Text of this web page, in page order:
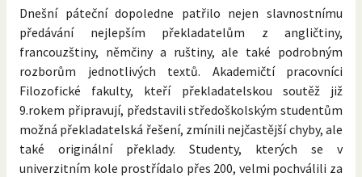
Dnešní páteční dopoledne patřilo nejen slavnostnímu
předávání nejlepším překladatelům z angličtiny,
francouzštiny, němčiny a ruštiny, ale také podrobným
rozborům jednotlivých textů. Akademičtí pracovníci
Filozofické fakulty, kteří překladatelskou soutěž již
9.rokem připravují, představili středoškolským studentům
možná překladatelská řešení, zmínili nejčastější chyby, ale
také originální překlady. Studenty, kterých se v
univerzitním kole prostřídalo přes 200, velmi pochválili za